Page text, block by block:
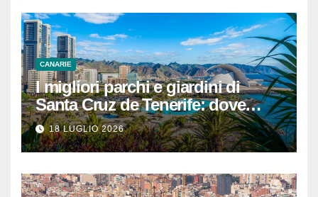
CANARIE
I migliori parchi e giardini di
Santa Cruz de Tenerife: dove
rilassarsi
18 LUGLIO 2026